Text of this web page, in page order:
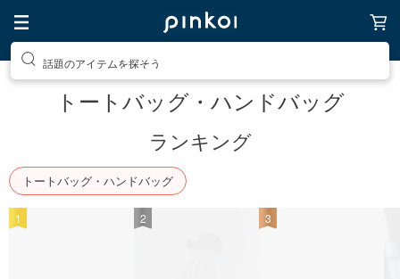
話題のアイテムを探そう
トートバッグ・ハンドバッグ
ランキング
トートバッグ・ハンドバッグ
1 2 3